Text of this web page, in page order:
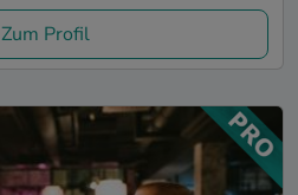
Zum Profil